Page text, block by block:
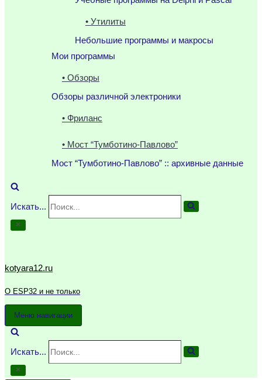
• Утилиты
Небольшие программы и макросы
Мои программы
• Обзоры
Обзоры различной электроники
• Фриланс
• Мост “Тумботино-Павлово”
Мост “Тумботино-Павлово” :: архивные данные
Искать...
kotyara12.ru
О ESP32 и не только
Меню навигации
Искать...